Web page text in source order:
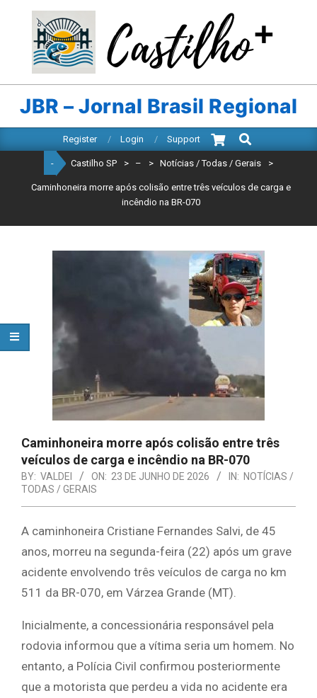
content
CASTILHO
SP
JBR – Jornal Brasil Regional
Navigation
Register Login Support
Search
- Castilho SP > – > Notícias / Todas / Gerais >
Caminhoneira morre após colisão entre três veículos de carga e
incêndio na BR-070
Caminhoneira morre após colisão entre três
veículos de carga e incêndio na BR-070
BY: VALDEI ON: 23 DE JUNHO DE 2026 IN: NOTÍCIAS /
TODAS / GERAIS
A caminhoneira Cristiane Fernandes Salvi, de 45
anos, morreu na segunda-feira (22) após um grave
acidente envolvendo três veículos de carga no km
511 da BR-070, em Várzea Grande (MT).
Inicialmente, a concessionária responsável pela
rodovia informou que a vítima seria um homem. No
entanto, a Polícia Civil confirmou posteriormente
que a motorista que perdeu a vida no acidente era